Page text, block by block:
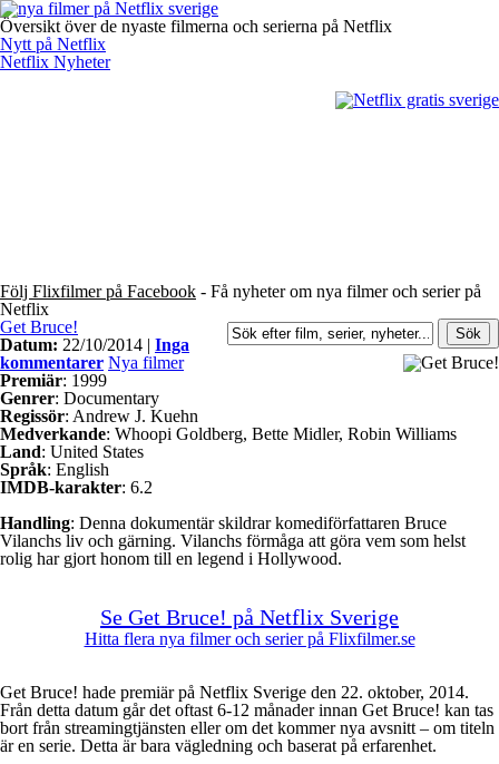
Översikt över de nyaste filmerna och serierna på Netflix
Nytt på Netflix
Netflix Nyheter
Följ Flixfilmer på Facebook - Få nyheter om nya filmer och serier på
Netflix
Get Bruce!
Datum: 22/10/2014 | Inga
kommentarer Nya filmer
Premiär: 1999
Genrer: Documentary
Regissör: Andrew J. Kuehn
Medverkande: Whoopi Goldberg, Bette Midler, Robin Williams
Land: United States
Språk: English
IMDB-karakter: 6.2
Handling: Denna dokumentär skildrar komediförfattaren Bruce
Vilanchs liv och gärning. Vilanchs förmåga att göra vem som helst
rolig har gjort honom till en legend i Hollywood.
Se Get Bruce! på Netflix Sverige
Hitta flera nya filmer och serier på Flixfilmer.se
Get Bruce! hade premiär på Netflix Sverige den 22. oktober, 2014.
Från detta datum går det oftast 6-12 månader innan Get Bruce! kan tas
bort från streamingtjänsten eller om det kommer nya avsnitt – om titeln
är en serie. Detta är bara vägledning och baserat på erfarenhet.